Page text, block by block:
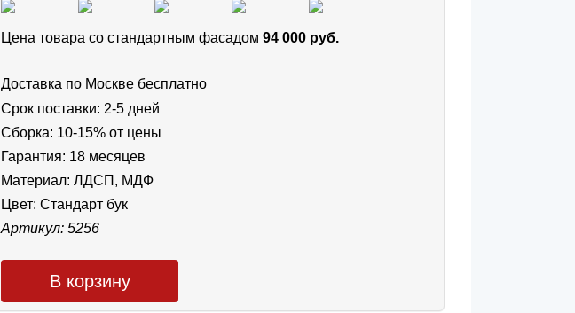
Цена товара cо стандартным фасадом 94 000 руб.
Доставка по Москве бесплатно
Срок поставки: 2-5 дней
Сборка: 10-15% от цены
Гарантия: 18 месяцев
Материал: ЛДСП, МДФ
Цвет: Стандарт бук
Артикул: 5256
В корзину